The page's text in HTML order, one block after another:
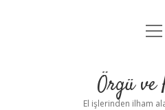
Yasal
Örgü ve
El işlerinden ilham